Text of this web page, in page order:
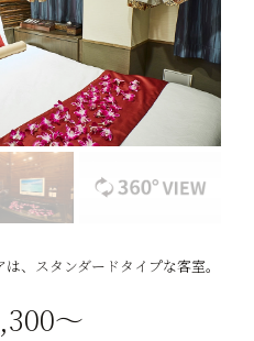
、スタンダードタイプな客室。
～